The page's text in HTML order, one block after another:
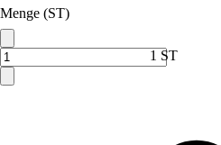
Menge (ST)
1 ST